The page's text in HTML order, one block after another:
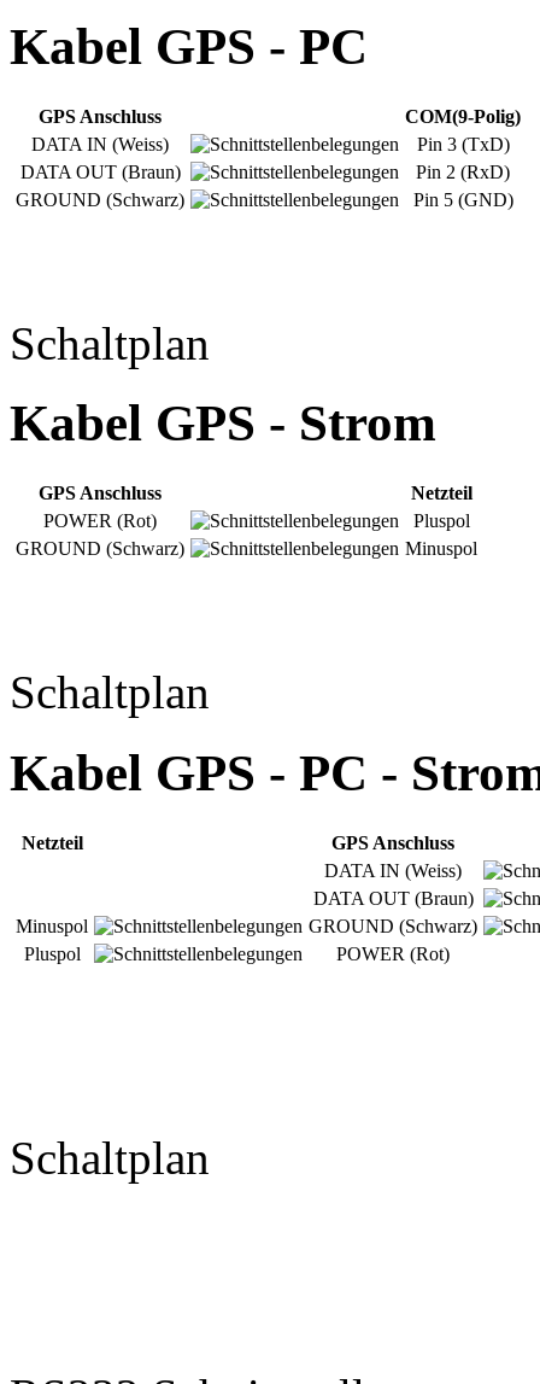
Kabel GPS - PC
GPS Anschluss
COM(9-Polig)
DATA IN (Weiss)
Pin 3 (TxD)
DATA OUT (Braun)
Pin 2 (RxD)
GROUND (Schwarz)
Pin 5 (GND)
Schaltplan
Kabel GPS - Strom
GPS Anschluss
Netzteil
POWER (Rot)
Pluspol
GROUND (Schwarz)
Minuspol
Schaltplan
Kabel GPS - PC -
Netzteil
GPS Anschluss
DATA IN (Weiss)
DATA OUT (Braun)
Minuspol
GROUND (Schwarz)
Pluspol
POWER (Rot)
Schaltplan